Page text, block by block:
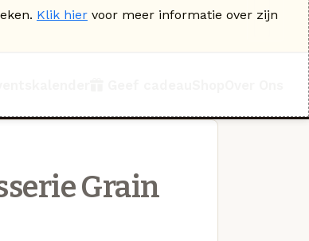
Grain
Klik hier voor meer informatie over zijn